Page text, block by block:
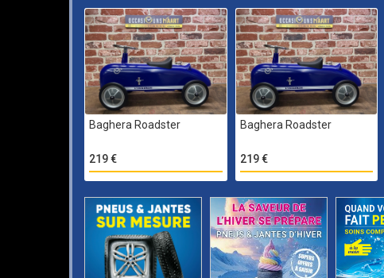
Baghera Roadster
219 €
Baghera Roadster
219 €